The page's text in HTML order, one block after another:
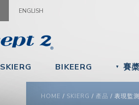
ENGLISH
SKIERG BIKEERG ▼ 賽
YOU ARE HERE
HOME / SKIERG / 產品 / 表現監